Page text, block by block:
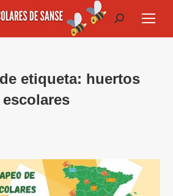
Buscar:
etiqueta: huertos
escolares